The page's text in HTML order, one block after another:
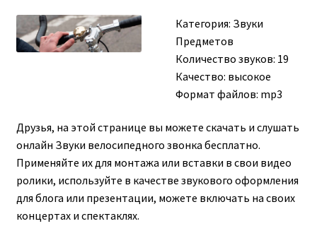
Категория: Звуки
Предметов
Количество звуков: 19
Качество: высокое
Формат файлов: mp3
Друзья, на этой странице вы можете скачать и слушать
онлайн Звуки велосипедного звонка бесплатно.
Применяйте их для монтажа или вставки в свои видео
ролики, используйте в качестве звукового оформления
для блога или презентации, можете включать на своих
концертах и спектаклях.